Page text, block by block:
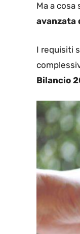
Ma a
avanzata
I requisiti
Bilancio